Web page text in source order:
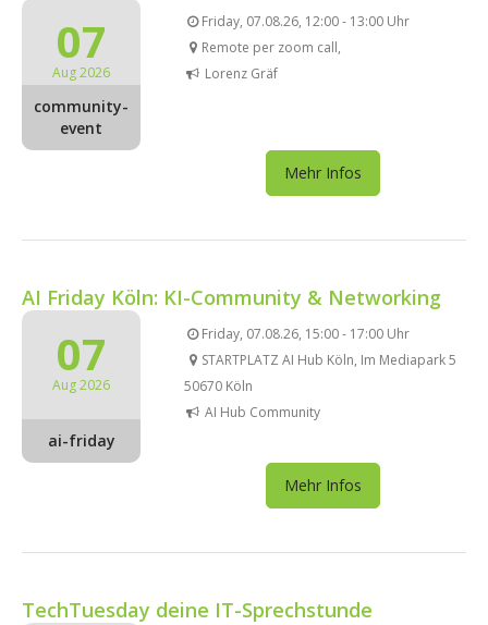
07
Aug 2026
community-
event
Friday, 07.08.26, 12:00 - 13:00 Uhr
Remote per zoom call,
Lorenz Gräf
Mehr Infos
AI Friday Köln: KI-Community & Networking
07
Aug 2026
ai-friday
Friday, 07.08.26, 15:00 - 17:00 Uhr
STARTPLATZ AI Hub Köln, Im Mediapark 5
50670 Köln
AI Hub Community
Mehr Infos
TechTuesday deine IT-Sprechstunde